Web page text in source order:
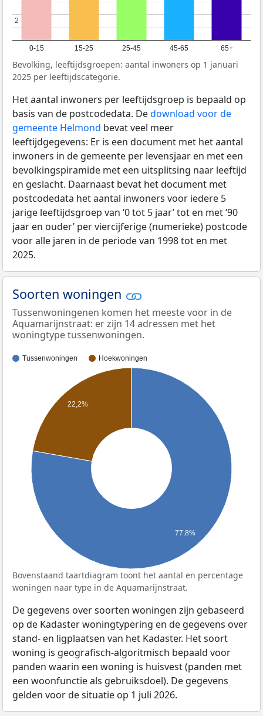
0-15 15-25 25-45 45-65 65+
2
2
Bevolking, leeftijdsgroepen: aantal inwoners op 1 januari
2025 per leeftijdscategorie.
Het aantal inwoners per leeftijdsgroep is bepaald op
basis van de postcodedata. Dedownload voor de
gemeente Helmond bevat veel meer
leeftijdgegevens: Er is een document met het aantal
inwoners in de gemeente per levensjaar en met een
bevolkingspiramide met een uitsplitsing naar leeftijd
en geslacht. Daarnaast bevat het document met
postcodedata het aantal inwoners voor iedere 5
jarige leeftijdsgroep van ‘0 tot 5 jaar’ tot en met ‘90
jaar en ouder’ per viercijferige (numerieke) postcode
voor alle jaren in de periode van 1998 tot en met
2025.
Soorten woningen
Tussenwoningenen komen het meeste voor in de
Aquamarijnstraat: er zijn 14 adressen met het
woningtype tussenwoningen.
Tussenwoningen Hoekwoningen
22,2%
77,8%
Bovenstaand taartdiagram toont het aantal en percentage
woningen naar type in de Aquamarijnstraat.
De gegevens over soorten woningen zijn gebaseerd
op de Kadaster woningtypering en de gegevens over
stand- en ligplaatsen van het Kadaster. Het soort
woning is geografisch-algoritmisch bepaald voor
panden waarin een woning is huisvest (panden met
een woonfunctie als gebruiksdoel). De gegevens
gelden voor de situatie op 1 juli 2026.